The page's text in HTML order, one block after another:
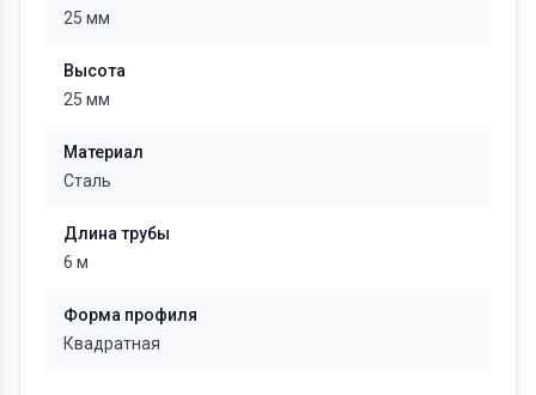
25 мм
Высота
25 мм
Материал
Сталь
Длина трубы
6 м
Форма профиля
Квадратная